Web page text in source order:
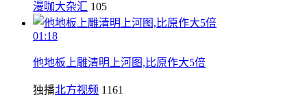
漫咖大杂汇 105
01:18
他地板上雕清明上河图,比原作大5倍
独播北方视频 1161